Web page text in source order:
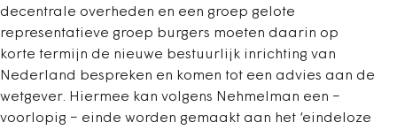
decentrale overheden en een groep gelote
representatieve groep burgers moeten daarin op
korte termijn de nieuwe bestuurlijk inrichting van
Nederland bespreken en komen tot een advies aan de
wetgever. Hiermee kan volgens Nehmelman een −
voorlopig − einde worden gemaakt aan het ‘eindeloze